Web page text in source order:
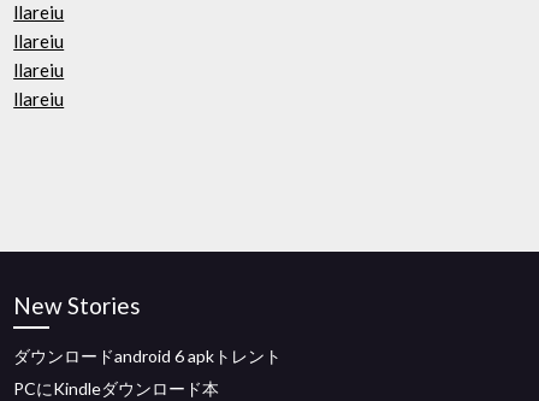
llareiu
llareiu
llareiu
llareiu
New Stories
ダウンロードandroid 6 apkトレント
PCにKindleダウンロード本